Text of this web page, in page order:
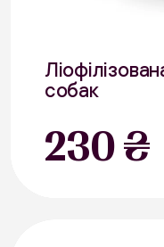
собак
230 ₴
Курятина